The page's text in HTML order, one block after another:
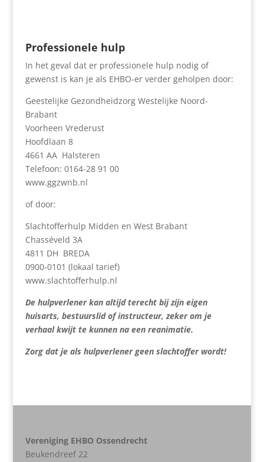
Professionele hulp
In het geval dat er professionele hulp nodig of
gewenst is kan je als EHBO-er verder geholpen door:
Geestelijke Gezondheidzorg Westelijke Noord-
Brabant
Voorheen Vrederust
Hoofdlaan 8
4661 AA Halsteren
Telefoon: 0164-28 91 00
www.ggzwnb.nl
of door:
Slachtofferhulp Midden en West Brabant
Chasséveld 3A
4811 DH BREDA
0900-0101 (lokaal tarief)
www.slachtofferhulp.nl
De hulpverlener kan altijd terecht bij zijn eigen
huisarts, bestuurslid of instructeur, zeker om je
verhaal kwijt te kunnen na een reanimatie.
Zorg dat je als hulpverlener geen slachtoffer wordt!
Vereniging EHBO Ossendrecht
Beukendreef 22